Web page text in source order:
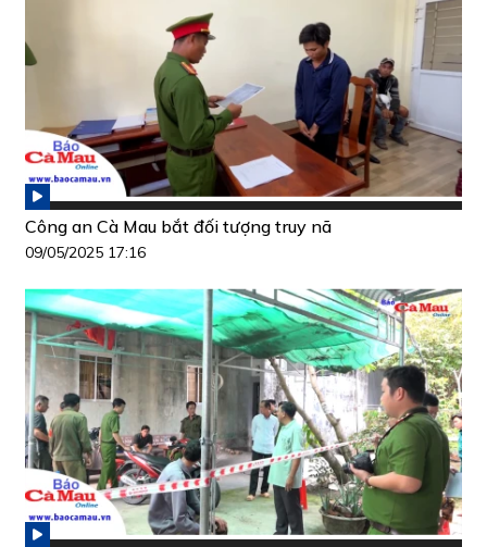
Công an Cà Mau bắt đối tượng truy nã
09/05/2025 17:16